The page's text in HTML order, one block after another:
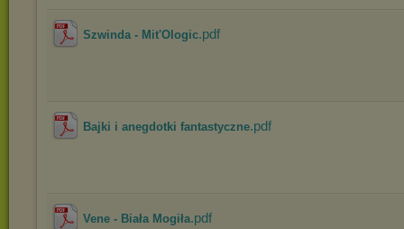
Szwinda - Mit'Ologic.pdf
Bajki i anegdotki fantastyczne.pdf
Vene - Biała Mogiła.pdf